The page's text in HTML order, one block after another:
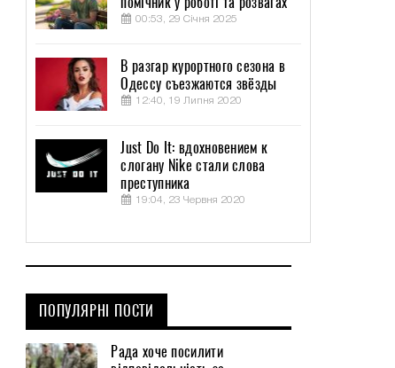
00:53, 29 Січня 2025
В разгар курортного сезона в
Одессу съезжаются звёзды
12:40, 19 Липня 2020
Just Do It: вдохновением к
слогану Nike стали слова
преступника
19:04, 23 Червня 2020
ПОПУЛЯРНІ ПОСТИ
Рада хоче посилити